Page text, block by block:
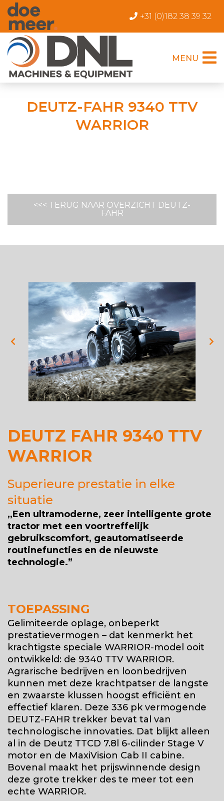
+31 (0)182 38 39 32
MENU
DEUTZ-FAHR 9340 TTV
WARRIOR
<<< TERUG NAAR OVERZICHT DEUTZ-
FAHR
DEUTZ FAHR 9340 TTV
WARRIOR
Superieure prestatie in elke
situatie
,,Een ultramoderne, zeer intelligente grote
tractor met een voortreffelijk
gebruikscomfort, geautomatiseerde
routinefuncties en de nieuwste
technologie.”
TOEPASSING
Gelimiteerde oplage, onbeperkt
prestatievermogen – dat kenmerkt het
krachtigste speciale WARRIOR-model ooit
ontwikkeld: de 9340 TTV WARRIOR.
Agrarische bedrijven en loonbedrijven
kunnen met deze krachtpatser de langste
en zwaarste klussen hoogst efficiënt en
effectief klaren. Deze 336 pk vermogende
DEUTZ-FAHR trekker bevat tal van
technologische innovaties. Dat blijkt alleen
al in de Deutz TTCD 7.8l 6-cilinder Stage V
motor en de MaxiVision Cab II cabine.
Bovenal maakt het prijswinnende design
deze grote trekker des te meer tot een
echte WARRIOR.